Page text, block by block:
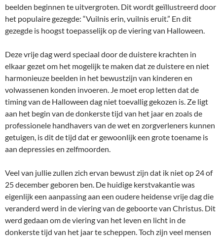
beelden beginnen te uitvergroten. Dit wordt geïllustreerd door
het populaire gezegde: “Vuilnis erin, vuilnis eruit.” En dit
gezegde is hoogst toepasselijk op de viering van Halloween.
Deze vrije dag werd speciaal door de duistere krachten in
elkaar gezet om het mogelijk te maken dat ze duistere en niet
harmonieuze beelden in het bewustzijn van kinderen en
volwassenen konden invoeren. Je moet erop letten dat de
timing van de Halloween dag niet toevallig gekozen is. Ze ligt
aan het begin van de donkerste tijd van het jaar en zoals de
professionele handhavers van de wet en zorgverleners kunnen
getuigen, is dit de tijd dat er gewoonlijk een grote toename is
aan depressies en zelfmoorden.
Veel van jullie zullen zich ervan bewust zijn dat ik niet op 24 of
25 december geboren ben. De huidige kerstvakantie was
eigenlijk een aanpassing aan een oudere heidense vrije dag die
veranderd werd in de viering van de geboorte van Christus. Dit
werd gedaan om de viering van het leven en licht in de
donkerste tijd van het jaar te scheppen. Toch zijn veel mensen